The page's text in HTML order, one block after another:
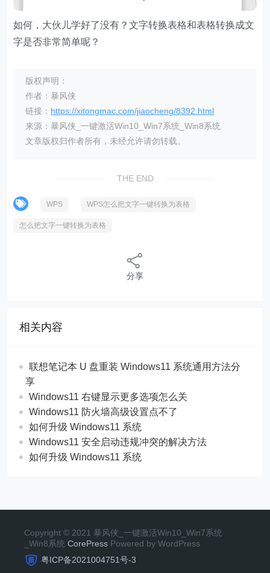
如何，大伙儿学好了没有？文字转换表格和表格转换成文
字是否非常简单呢？
版权声明：
作者：暴风侠
链接： https://xitongmac.com/jiaocheng/8392.html
来源：暴风侠_一键激活Win10_Win7系统_Win8系统
文章版权归作者所有，未经允许请勿转载。
THE END
WPS WPS怎么把文字一键转换为表格
怎么把文字一键转换为表格
分享
相关内容
联想笔记本 U 盘重装 Windows11 系统通用方法分
享
Windows11 右键显示更多选项怎么关
Windows11 防火墙高级设置点不了
如何升级 Windows11 系统
Windows11 安全启动违规冲突的解决方法
如何升级 Windows11 系统
Copyright © 2021 暴风侠_一键激活Win10_Win7系统
_Win8系统 CorePress Powered by WordPress
粤ICP备2021004751号-3